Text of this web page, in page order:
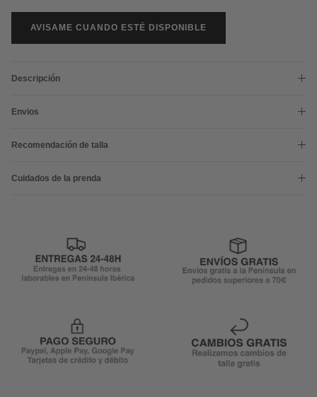
AVISAME CUANDO ESTÉ DISPONIBLE
Descripción
Envios
Recomendación de talla
Cuidados de la prenda